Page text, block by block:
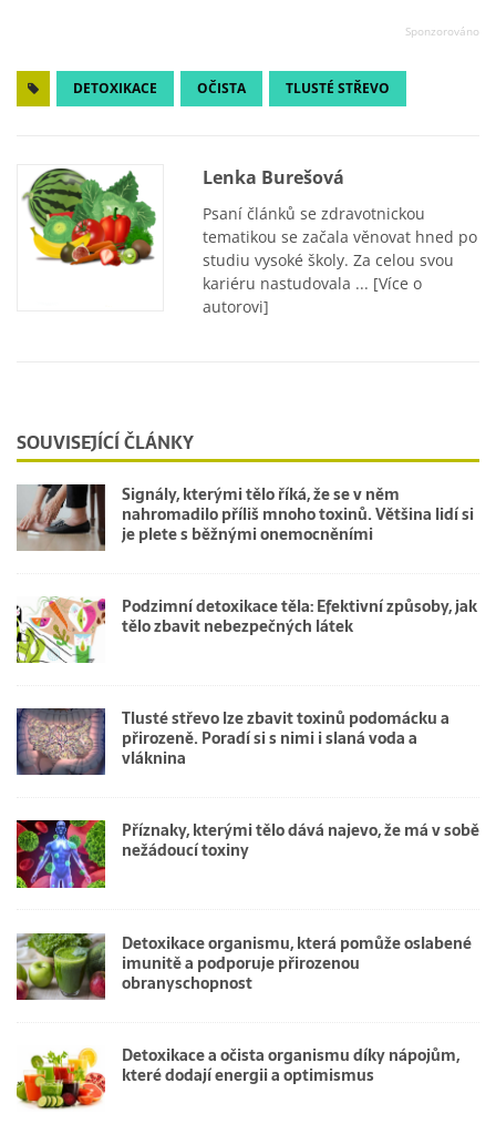
DETOXIKACE OČISTA TLUSTÉ STŘEVO
Lenka Burešová
Psaní článků se zdravotnickou
tematikou se začala věnovat hned po
studiu vysoké školy. Za celou svou
kariéru nastudovala ... [Více o
autorovi]
SOUVISEJÍCÍ ČLÁNKY
Signály, kterými tělo říká, že se v něm
nahromadilo příliš mnoho toxinů. Většina lidí si
je plete s běžnými onemocněními
Podzimní detoxikace těla: Efektivní způsoby, jak
tělo zbavit nebezpečných látek
Tlusté střevo lze zbavit toxinů podomácku a
přirozeně. Poradí si s nimi i slaná voda a
vláknina
Příznaky, kterými tělo dává najevo, že má v sobě
nežádoucí toxiny
Detoxikace organismu, která pomůže oslabené
imunitě a podporuje přirozenou
obranyschopnost
Detoxikace a očista organismu díky nápojům,
které dodají energii a optimismus